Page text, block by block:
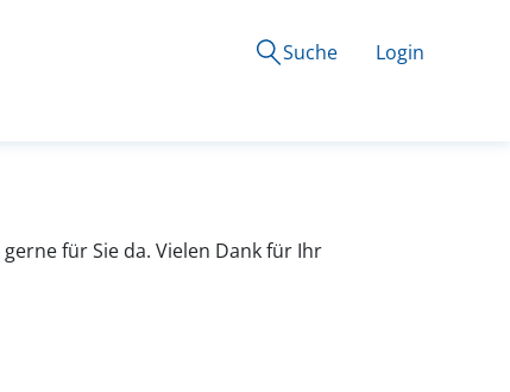
Suche
Login
gerne für Sie da. Vielen Dank für Ihr